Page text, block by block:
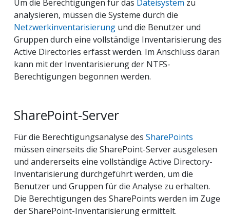
Um die Berechtigungen für das Dateisystem zu
analysieren, müssen die Systeme durch die
Netzwerkinventarisierung und die Benutzer und
Gruppen durch eine vollständige Inventarisierung des
Active Directories erfasst werden. Im Anschluss daran
kann mit der Inventarisierung der NTFS-
Berechtigungen begonnen werden.
SharePoint-Server
Für die Berechtigungsanalyse des SharePoints
müssen einerseits die SharePoint-Server ausgelesen
und andererseits eine vollständige Active Directory-
Inventarisierung durchgeführt werden, um die
Benutzer und Gruppen für die Analyse zu erhalten.
Die Berechtigungen des SharePoints werden im Zuge
der SharePoint-Inventarisierung ermittelt.